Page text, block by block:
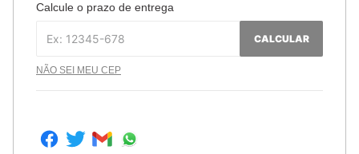
Calcule o prazo de entrega
CALCULAR
NÃO SEI MEU CEP